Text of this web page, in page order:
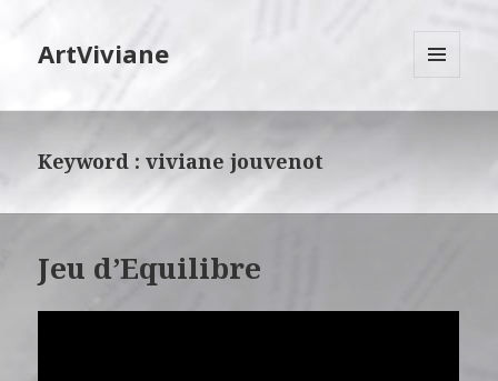
ArtViviane
Keyword :viviane jouvenot
Jeu d’Equilibre